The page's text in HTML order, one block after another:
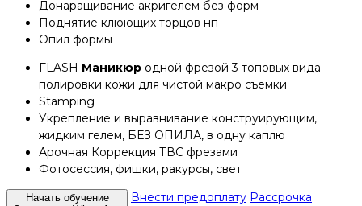
Донаращивание акригелем без форм
Поднятие клюющих торцов нп
Опил формы
FLASH Маникюр одной фрезой 3 топовых вида
полировки кожи для чистой макро съёмки
Stamping
Укрепление и выравнивание конструирующим,
жидким гелем, БЕЗ ОПИЛА, в одну каплю
Арочная Коррекция ТВС фрезами
Фотосессия, фишки, ракурсы, свет
Начать обучение
Внести предоплату Рассрочка